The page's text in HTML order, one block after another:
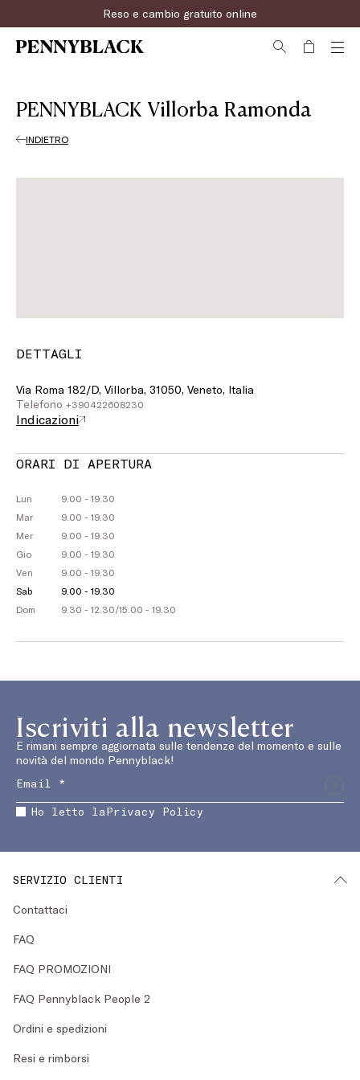
Reso e cambio gratuito online
PENNYBLACK Villorba Ramonda
INDIETRO
DETTAGLI
Via Roma 182/D, Villorba, 31050, Veneto, Italia
Telefono +390422608230
Indicazioni
ORARI DI APERTURA
Lun
9.00 - 19.30
Mar
9.00 - 19.30
Mer
9.00 - 19.30
Gio
9.00 - 19.30
Ven
9.00 - 19.30
Sab
9.00 - 19.30
Dom
9.30 - 12.30/15.00 - 19.30
Iscriviti alla newsletter
E rimani sempre aggiornata sulle tendenze del momento e sulle
novità del mondo Pennyblack!
Ho letto laPrivacy Policy
SERVIZIO CLIENTI
Contattaci
FAQ
FAQ PROMOZIONI
FAQ Pennyblack People 2
Ordini e spedizioni
Resi e rimborsi